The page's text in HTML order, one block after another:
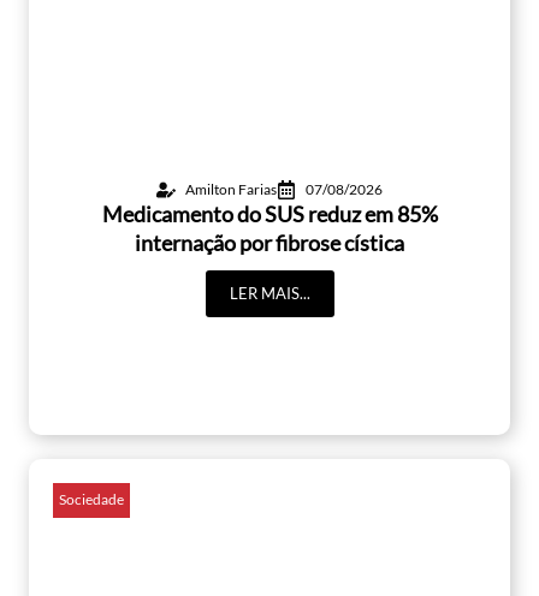
Amilton Farias 07/08/2026
Medicamento do SUS reduz em 85%
internação por fibrose cística
LER MAIS...
Sociedade